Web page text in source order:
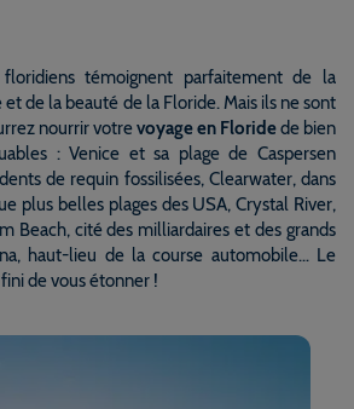
témoignent parfaitement de la
et de la beauté de la Floride. Mais ils ne sont
nourrir votrevoyage en Floridede bien
: Venice et sa plage de Caspersen
de requin fossilisées, Clearwater, dans
plus belles plages des USA, Crystal River,
Beach, cité des milliardaires et des grands
haut-lieu de la course automobile… Le
fini de vous étonner !